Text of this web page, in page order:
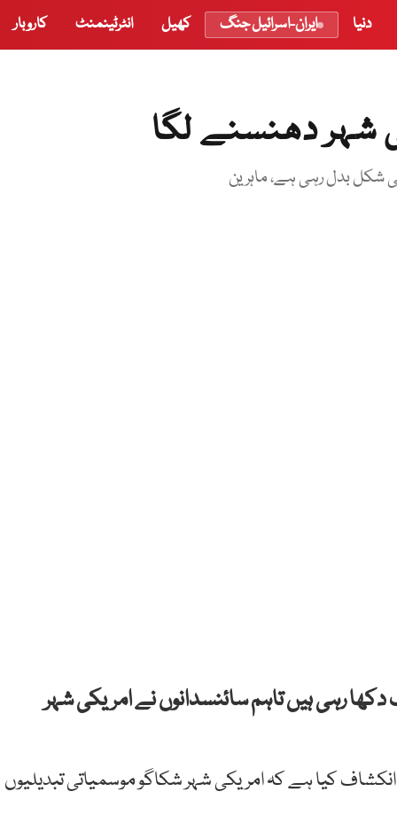
دنیا ایران-اسرائیل جنگ کھیل انٹرٹینمنٹ کاروبار
شہر دھنسنے لگا
شکل بدل رہی ہے، ماہرین
دکھا رہی ہیں تاہم سائنسدانوں نے امریکی شہر
کیا ہے کہ امریکی شہر شکاگو موسمیاتی تبدیلیوں